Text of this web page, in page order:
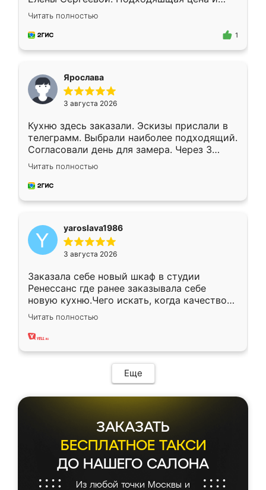
короткие сроки изготовления. Приехавший
для замера сотрудник Владислав
предложил по моему эскизу самый
Читать полностью
1
Ярослава
3 августа 2026
Кухню здесь заказали. Эскизы прислали в
телеграмм. Выбрали наиболее подходящий.
Согласовали день для замера. Через 3
недели кухня была уже готова. Остались
довольны работой. Спасибо Ренессанс
мебель за качественную работу!
Читать полностью
yaroslava1986
3 августа 2026
Заказала себе новый шкаф в студии
Ренессанс где ранее заказывала себе
новую кухню.Чего искать, когда качеством
вполне довольна. Служит кухня уже почти
два года, нареканий нет.
Читать полностью
Еще
ЗАКАЗАТЬ
БЕСПЛАТНОЕ ТАКСИ
ДО НАШЕГО САЛОНА
Из любой точки Москвы и